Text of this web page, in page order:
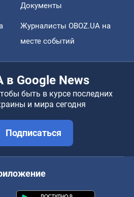
Документы
Журналисты OBOZ.UA на
месте событий
в Google News
быть в курсе последних
и мира сегодня
Подписаться